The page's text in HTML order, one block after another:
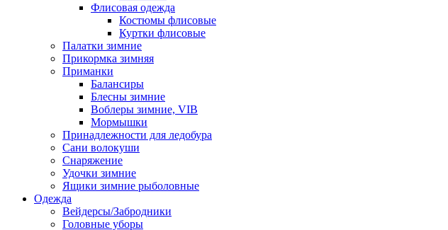
Флисовая одежда
Костюмы флисовые
Куртки флисовые
Палатки зимние
Прикормка зимняя
Приманки
Балансиры
Блесны зимние
Воблеры зимние, VIB
Мормышки
Принадлежности для ледобура
Сани волокуши
Снаряжение
Удочки зимние
Ящики зимние рыболовные
Одежда
Вейдерсы/Забродники
Головные уборы